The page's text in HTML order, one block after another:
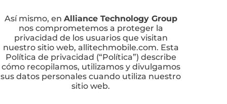
Así mismo, en Alliance Technology Group
nos comprometemos a proteger la
privacidad de los usuarios que visitan
nuestro sitio web, allitechmobile.com. Esta
Política de privacidad (“Política”) describe
cómo recopilamos, utilizamos y divulgamos
sus datos personales cuando utiliza nuestro
sitio web.